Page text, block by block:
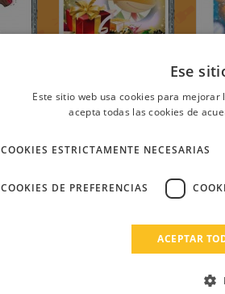
Ese
Este sitio web usa cookies para
acepta todas las cookies de
COOKIES ESTRICTAMENTE NECESARIAS
COOKIES DE PREFERENCIAS
ACEPTAR